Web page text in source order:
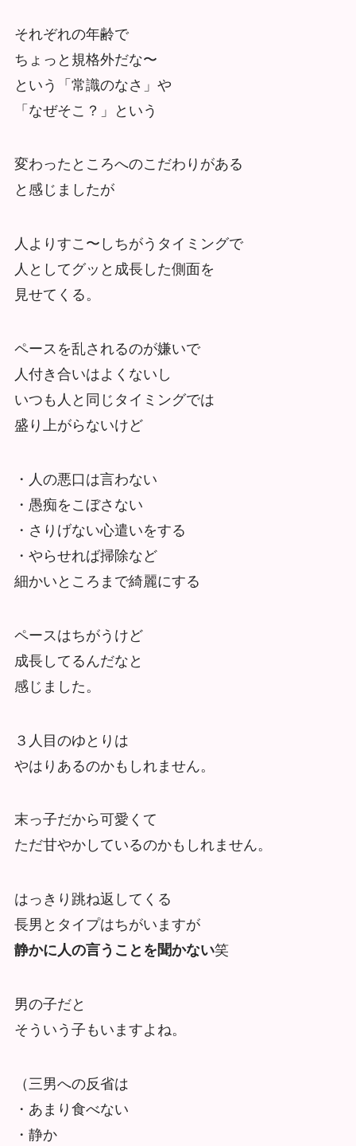
それぞれの年齢で
ちょっと規格外だな〜
という「常識のなさ」や
「なぜそこ？」という
変わったところへのこだわりがある
と感じましたが
人よりすこ〜しちがうタイミングで
人としてグッと成長した側面を
見せてくる。
ペースを乱されるのが嫌いで
人付き合いはよくないし
いつも人と同じタイミングでは
盛り上がらないけど
・人の悪口は言わない
・愚痴をこぼさない
・さりげない心遣いをする
・やらせれば掃除など
細かいところまで綺麗にする
ペースはちがうけど
成長してるんだなと
感じました。
３人目のゆとりは
やはりあるのかもしれません。
末っ子だから可愛くて
ただ甘やかしているのかもしれません。
はっきり跳ね返してくる
長男とタイプはちがいますが
静かに人の言うことを聞かない笑
男の子だと
そういう子もいますよね。
（三男への反省は
・あまり食べない
・静か